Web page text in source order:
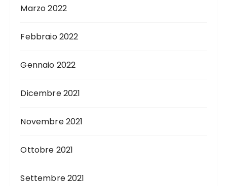
Marzo 2022
Febbraio 2022
Gennaio 2022
Dicembre 2021
Novembre 2021
Ottobre 2021
Settembre 2021